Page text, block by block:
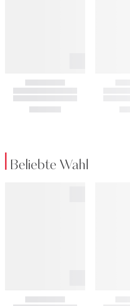
Beliebte Wahl